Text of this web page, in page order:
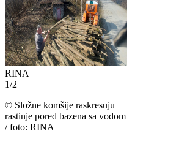
RINA
1/2
© Složne komšije raskresuju
rastinje pored bazena sa vodom
/ foto: RINA